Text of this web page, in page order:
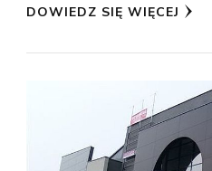
DOWIEDZ SIĘ WIĘCEJ